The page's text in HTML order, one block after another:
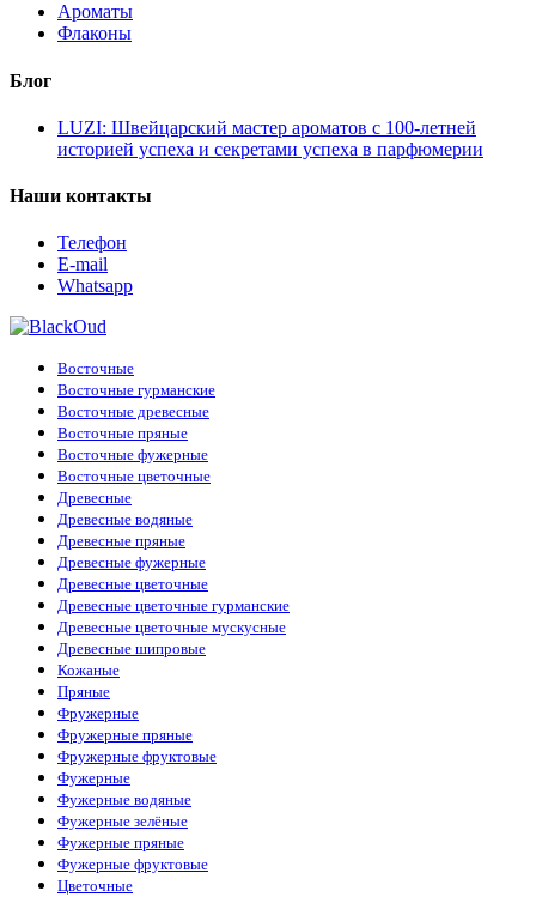
Ароматы
Флаконы
Блог
LUZI: Швейцарский мастер ароматов с 100-летней
историей успеха и секретами успеха в парфюмерии
Наши контакты
Телефон
E-mail
Whatsapp
Восточные
Восточные гурманские
Восточные древесные
Восточные пряные
Восточные фужерные
Восточные цветочные
Древесные
Древесные водяные
Древесные пряные
Древесные фужерные
Древесные цветочные
Древесные цветочные гурманские
Древесные цветочные мускусные
Древесные шипровые
Кожаные
Пряные
Фружерные
Фружерные пряные
Фружерные фруктовые
Фужерные
Фужерные водяные
Фужерные зелёные
Фужерные пряные
Фужерные фруктовые
Цветочные